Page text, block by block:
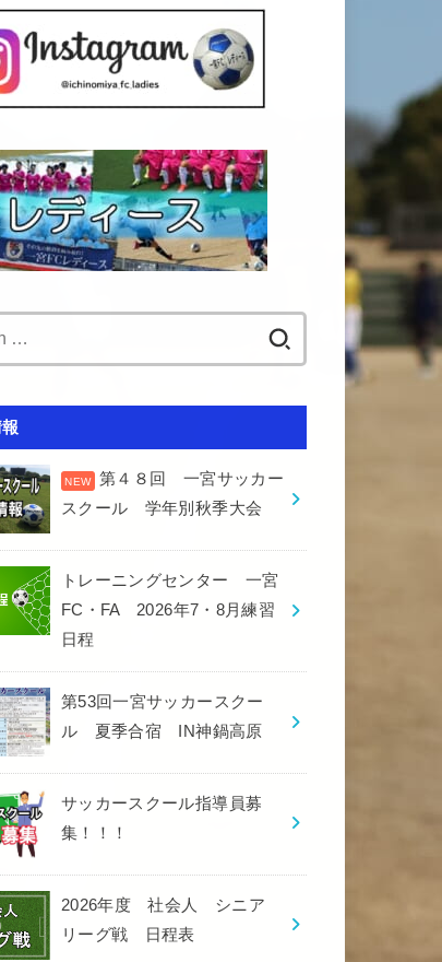
第４８回 一宮サッカー
スクール 学年別秋季大会
トレーニングセンター 一宮
FC・FA 2026年7・8月練習
日程
第53回一宮サッカースクー
ル 夏季合宿 IN神鍋高原
サッカースクール指導員募
集！！！
2026年度 社会人 シニア
リーグ戦 日程表